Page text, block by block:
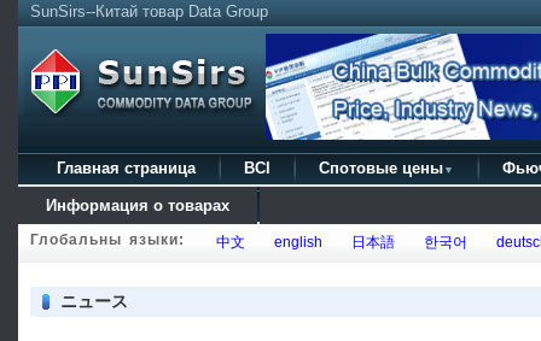
SunSirs--Китай товар Data Group
Главная страница BCI Спотовые цены ▼
Информация о товарах
Глобальны языки: 中文 english 日本語 한국어
ニュース